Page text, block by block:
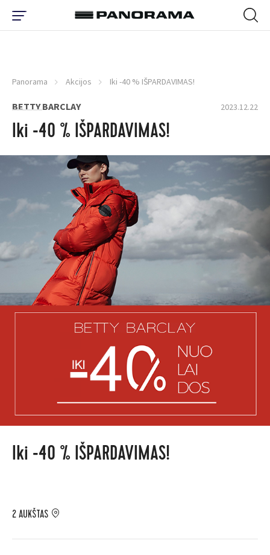
Panorama Akcijos Iki -40 % IŠPARDAVIMAS!
BETTY BARCLAY 2023.12.22
Iki -40 % IŠPARDAVIMAS!
Iki -40 % IŠPARDAVIMAS!
2 AUKŠTAS